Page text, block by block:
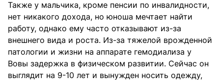
Также у мальчика, кроме пенсии по инвалидности,
нет никакого дохода, но юноша мечтает найти
работу, однако ему часто отказывают из-за
внешнего вида и роста. Из-за тяжелой врожденной
патологии и жизни на аппарате гемодиализа у
Вовы задержка в физическом развитии. Сейчас он
выглядит на 9-10 лет и вынужден носить одежду,